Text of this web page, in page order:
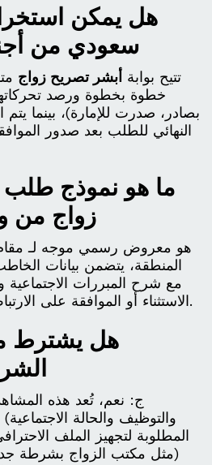
هل يمكن
سعودي من
تتيح بوابة أبشر تصريح زواج
خطوة بخطوة ورصد
بصادر، صدرت للإمارة)، بينما يتم
النهائي للطلب بعد صدور
ما هو نموذج طلب
زواج من
هو معروض رسمي موجه لـ مقام
المنطقة، يتضمن بيانات
مع شرح المبررات الاجتماعية
الاستثناء أو الموافقة على الارتباط من الخارج أو الداخل.
هل يشترط
ج: نعم، تُعد هذه
والتوظيف والحالة
المطلوبة لتجهيز الملف
(مثل مكتب الزواج بشرطة